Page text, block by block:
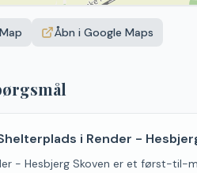
Åbn i Google Maps
i Render -
- Hesbjerg Skoven er et først-til-